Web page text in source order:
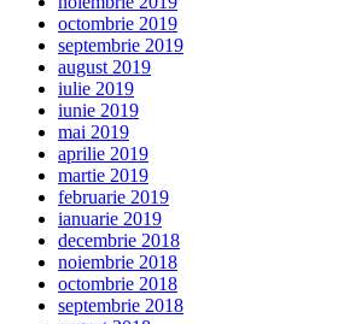
octombrie 2019
septembrie 2019
august 2019
iulie 2019
iunie 2019
mai 2019
aprilie 2019
martie 2019
februarie 2019
ianuarie 2019
decembrie 2018
noiembrie 2018
octombrie 2018
septembrie 2018